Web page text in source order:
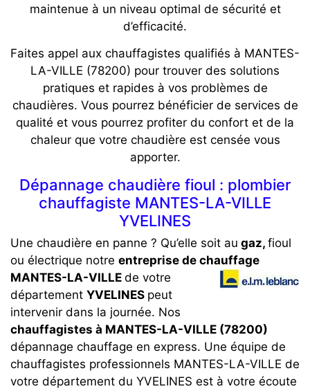
maintenue à un niveau optimal de sécurité et
d’efficacité.
Faites appel aux chauffagistes qualifiés à MANTES-
LA-VILLE (78200) pour trouver des solutions
pratiques et rapides à vos problèmes de
chaudières. Vous pourrez bénéficier de services de
qualité et vous pourrez profiter du confort et de la
chaleur que votre chaudière est censée vous
apporter.
Dépannage chaudière fioul : plombier
chauffagiste MANTES-LA-VILLE
YVELINES
Une chaudière en panne ? Qu’elle soit au gaz, fioul
ou électrique notre entreprise de chauffage
MANTES-LA-VILLE de votre
département YVELINES peut
intervenir dans la journée. Nos
chauffagistes à MANTES-LA-VILLE (78200)
dépannage chauffage en express. Une équipe de
chauffagistes professionnels MANTES-LA-VILLE de
votre département du YVELINES est à votre écoute